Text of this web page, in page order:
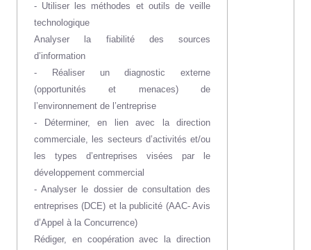
- Utiliser les méthodes et outils de veille
technologique
Analyser la fiabilité des sources
d’information
- Réaliser un diagnostic externe
(opportunités et menaces) de
l’environnement de l’entreprise
- Déterminer, en lien avec la direction
commerciale, les secteurs d’activités et/ou
les types d’entreprises visées par le
développement commercial
- Analyser le dossier de consultation des
entreprises (DCE) et la publicité (AAC‐Avis
d’Appel à la Concurrence)
Rédiger, en coopération avec la direction